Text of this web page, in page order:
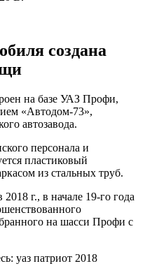
создана
на базе УАЗ Профи,
«Автодом-73»,
автозавода.
персонала и
пластиковый
из стальных труб.
г., в начале 19-го года
на шасси Профи с
уаз патриот 2018